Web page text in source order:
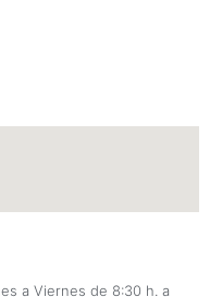
a Viernes de 8:30 h. a